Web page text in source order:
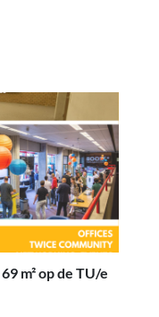
m² op de TU/e